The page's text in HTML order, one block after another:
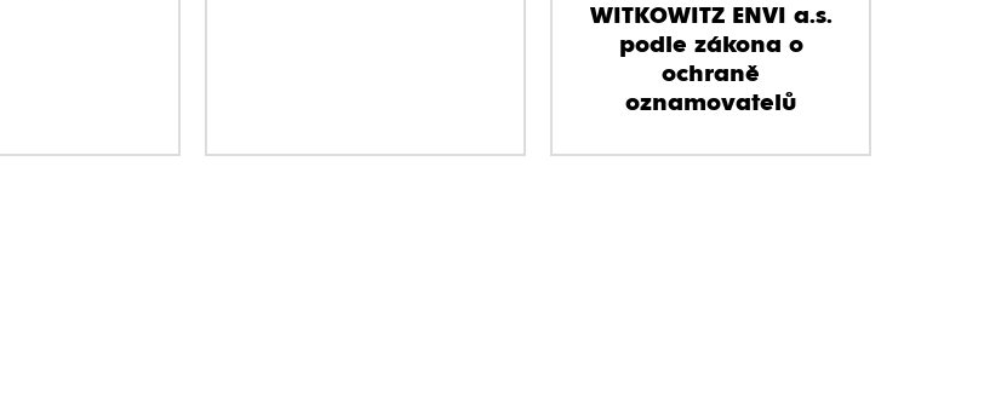
WITKOWITZ ENVI a.s.
podle zákona o
ochraně
oznamovatelů